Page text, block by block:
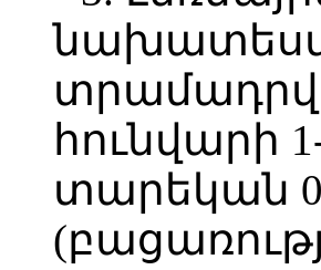
հունվարի
տարեկան